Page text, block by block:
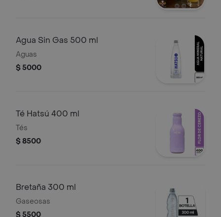
Agua Sin Gas 500 ml
Aguas
$ 5000
Té Hatsú 400 ml
Tés
$ 8500
Bretaña 300 ml
Gaseosas
$ 5500